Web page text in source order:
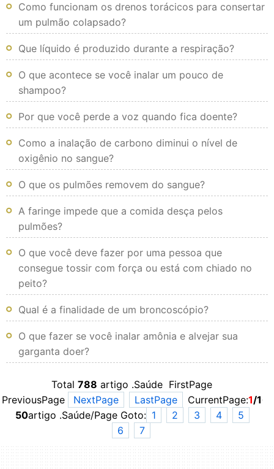
Como funcionam os drenos torácicos para consertar
um pulmão colapsado?
Que líquido é produzido durante a respiração?
O que acontece se você inalar um pouco de
shampoo?
Por que você perde a voz quando fica doente?
Como a inalação de carbono diminui o nível de
oxigênio no sangue?
O que os pulmões removem do sangue?
A faringe impede que a comida desça pelos
pulmões?
O que você deve fazer por uma pessoa que
consegue tossir com força ou está com chiado no
peito?
Qual é a finalidade de um broncoscópio?
O que fazer se você inalar amônia e alvejar sua
garganta doer?
Total788 artigo .Saúde FirstPage
PreviousPage
NextPage LastPage CurrentPage:1/16
50artigo .Saúde/Page Goto: 1 2 3 4
5
6
7